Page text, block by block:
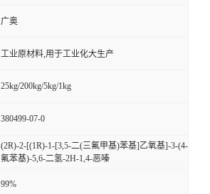
广奥
工业原材料,用于工业化大生产
25kg/200kg/5kg/1kg
380499-07-0
(2R)-2-[(1R)-1-[3,5-二(三氟甲基)苯基]乙氧基]-3-(4-
氟苯基)-5,6-二氢-2H-1,4-恶嗪
99%